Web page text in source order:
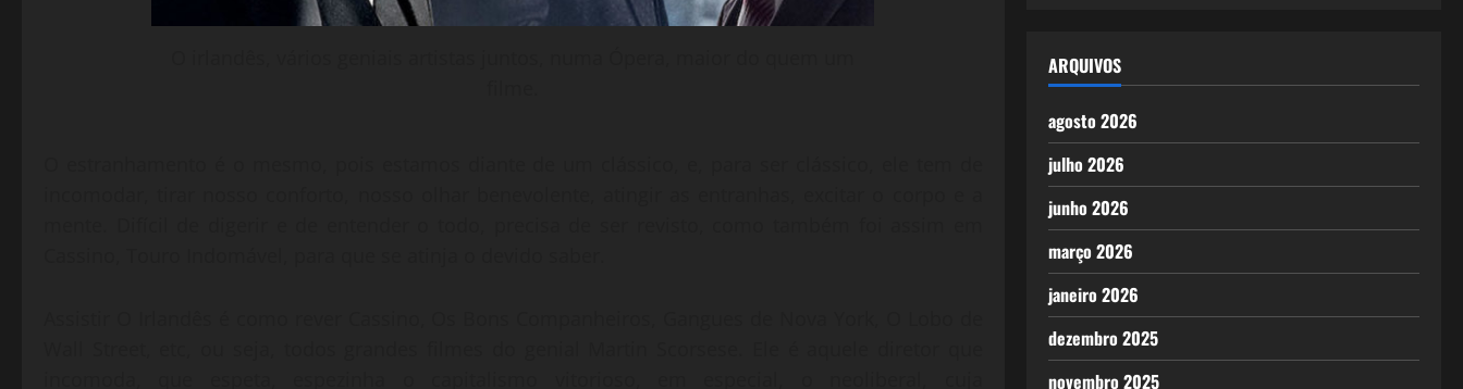
ARQUIVOS
agosto 2026
julho 2026
junho 2026
março 2026
janeiro 2026
dezembro 2025
novembro 2025